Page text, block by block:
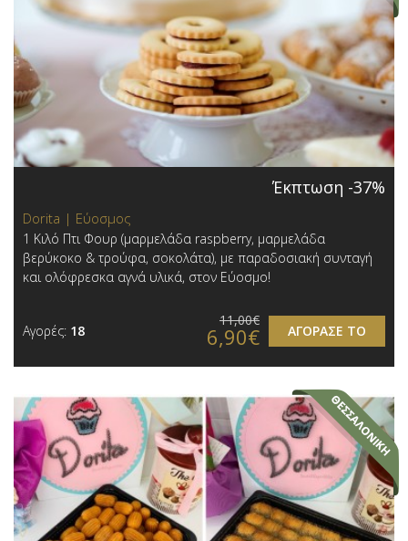
Έκπτωση -37%
Dorita | Εύοσμος
1 Κιλό Πτι Φουρ (μαρμελάδα raspberry, μαρμελάδα
βερύκοκο & τρούφα, σοκολάτα), με παραδοσιακή συνταγή
και ολόφρεσκα αγνά υλικά, στον Εύοσμο!
Αγορές: 18 ΑΓΟΡΑΣΕ ΤΟ
11,00€
6,90€